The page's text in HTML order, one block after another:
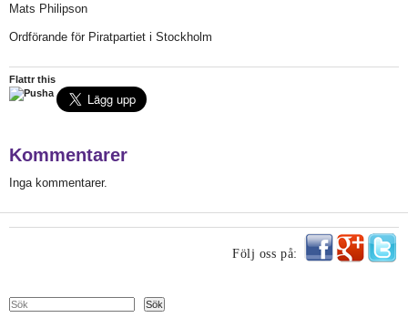
Mats Philipson
Ordförande för Piratpartiet i Stockholm
Flattr this
Kommentarer
Inga kommentarer.
Följ oss på:
Search Sök